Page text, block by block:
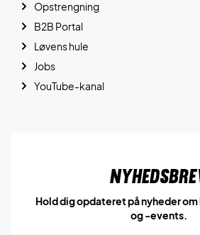
Opstrengning
B2B Portal
Løvens hule
Jobs
YouTube-kanal
Hold dig opdateret på nyheder
og -events.